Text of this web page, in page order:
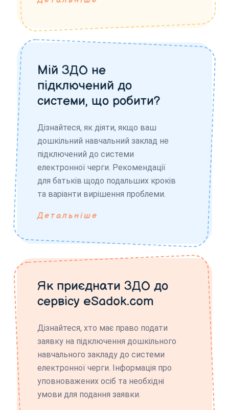
Мій ЗДО не
підключений до
системи, що робити?
Дізнайтеся, як діяти, якщо ваш
дошкільний навчальний заклад не
підключений до системи
електронної черги. Рекомендації
для батьків щодо подальших кроків
та варіанти вирішення проблеми.
Детальніше
Як приєднати ЗДО до
сервісу eSadok.com
Дізнайтеся, хто має право подати
заявку на підключення дошкільного
навчального закладу до системи
електронної черги. Інформація про
уповноважених осіб та необхідні
умови для подання заявки.